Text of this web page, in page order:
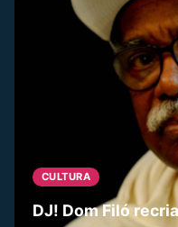
CULTURA
DJ! Dom Filó